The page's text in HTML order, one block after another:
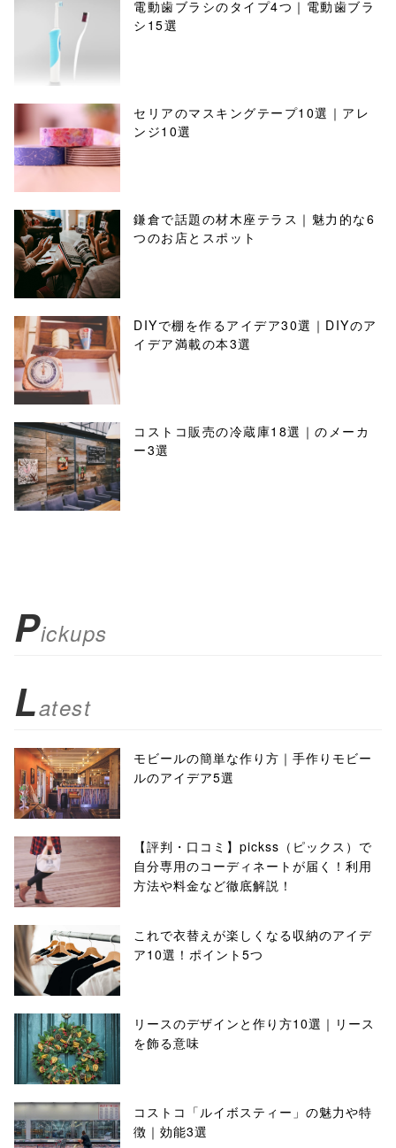
電動歯ブラシのタイプ4つ｜電動歯ブラ
シ15選
セリアのマスキングテープ10選｜アレ
ンジ10選
鎌倉で話題の材木座テラス｜魅力的な6
つのお店とスポット
DIYで棚を作るアイデア30選｜DIYのア
イデア満載の本3選
コストコ販売の冷蔵庫18選｜のメーカ
ー3選
Pickups
Latest
モビールの簡単な作り方｜手作りモビー
ルのアイデア5選
【評判・口コミ】pickss（ピックス）で
自分専用のコーディネートが届く！利用
方法や料金など徹底解説！
これで衣替えが楽しくなる収納のアイデ
ア10選！ポイント5つ
リースのデザインと作り方10選｜リース
を飾る意味
コストコ「ルイボスティー」の魅力や特
徴｜効能3選